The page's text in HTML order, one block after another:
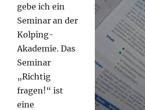
gebe ich ein
Seminar an der
Kolping-
Akademie. Das
Seminar
„Richtig
fragen!“ ist
eine